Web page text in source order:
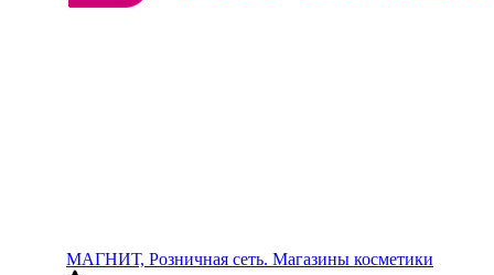
МАГНИТ, Розничная сеть. Магазины косметики